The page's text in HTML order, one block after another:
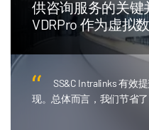
供咨询服务的关键
VDRPro 作为虚拟
SS&C Intralinks 有效提升了并购交易过程的效率与表
现。总体而言，我们节省了